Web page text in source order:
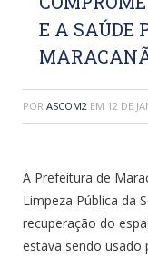
E A SAÚDE
POR ASCOM2 EM 12 DE
A Prefeitura de
Limpeza Pública da
recuperação do
estava sendo usado